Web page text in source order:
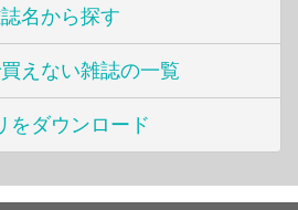
名から探す
えない雑誌の一覧
をダウンロード